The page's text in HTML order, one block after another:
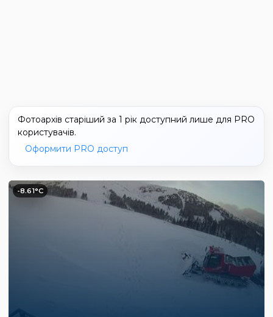
Фотоархів старіший за 1 рік доступний лише для PRO
користувачів.
Оформити PRO доступ
-8.61°C